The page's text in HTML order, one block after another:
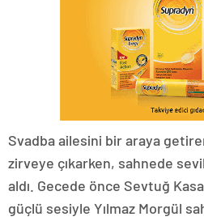
Svadba ailesini bir araya
zirveye çıkarken, sahnede
aldı. Gecede önce Sevtuğ
güçlü sesiyle Yılmaz Morgül